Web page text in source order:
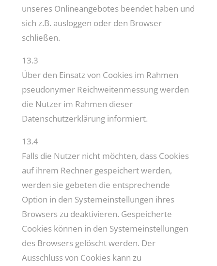
unseres Onlineangebotes beendet haben und
sich z.B. ausloggen oder den Browser
schließen.
13.3
Über den Einsatz von Cookies im Rahmen
pseudonymer Reichweitenmessung werden
die Nutzer im Rahmen dieser
Datenschutzerklärung informiert.
13.4
Falls die Nutzer nicht möchten, dass Cookies
auf ihrem Rechner gespeichert werden,
werden sie gebeten die entsprechende
Option in den Systemeinstellungen ihres
Browsers zu deaktivieren. Gespeicherte
Cookies können in den Systemeinstellungen
des Browsers gelöscht werden. Der
Ausschluss von Cookies kann zu